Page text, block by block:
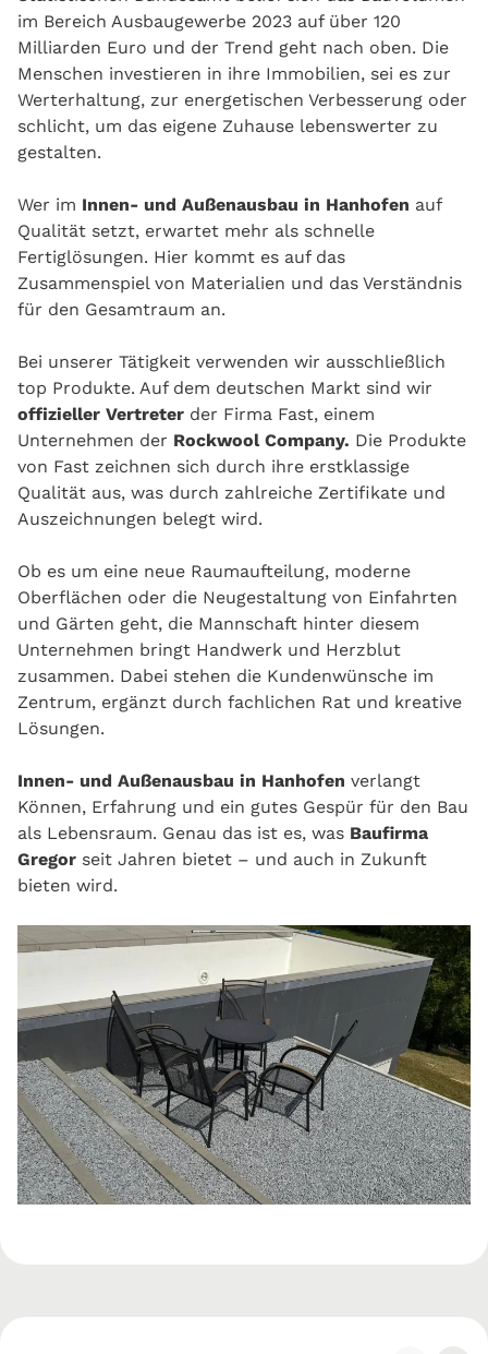
im Bereich Ausbaugewerbe 2023 auf über 120
Milliarden Euro und der Trend geht nach oben. Die
Menschen investieren in ihre Immobilien, sei es zur
Werterhaltung, zur energetischen Verbesserung oder
schlicht, um das eigene Zuhause lebenswerter zu
gestalten.
Wer im Innen- und Außenausbau in Hanhofen auf
Qualität setzt, erwartet mehr als schnelle
Fertiglösungen. Hier kommt es auf das
Zusammenspiel von Materialien und das Verständnis
für den Gesamtraum an.
Bei unserer Tätigkeit verwenden wir ausschließlich
top Produkte. Auf dem deutschen Markt sind wir
offizieller Vertreter der Firma Fast, einem
Unternehmen der Rockwool Company. Die Produkte
von Fast zeichnen sich durch ihre erstklassige
Qualität aus, was durch zahlreiche Zertifikate und
Auszeichnungen belegt wird.
Ob es um eine neue Raumaufteilung, moderne
Oberflächen oder die Neugestaltung von Einfahrten
und Gärten geht, die Mannschaft hinter diesem
Unternehmen bringt Handwerk und Herzblut
zusammen. Dabei stehen die Kundenwünsche im
Zentrum, ergänzt durch fachlichen Rat und kreative
Lösungen.
Innen- und Außenausbau in Hanhofen verlangt
Können, Erfahrung und ein gutes Gespür für den Bau
als Lebensraum. Genau das ist es, was Baufirma
Gregor seit Jahren bietet – und auch in Zukunft
bieten wird.